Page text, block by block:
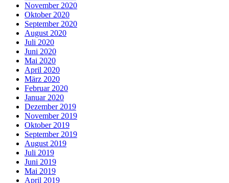
November 2020
Oktober 2020
September 2020
August 2020
Juli 2020
Juni 2020
Mai 2020
April 2020
März 2020
Februar 2020
Januar 2020
Dezember 2019
November 2019
Oktober 2019
September 2019
August 2019
Juli 2019
Juni 2019
Mai 2019
April 2019